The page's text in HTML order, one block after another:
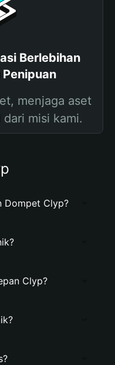
Berlebihan
menjaga aset
misi kami.
Dompet Clyp?
Clyp?